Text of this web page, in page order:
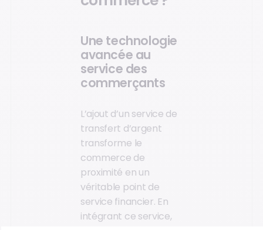
Une technologie
avancée au
service des
commerçants
L’ajout d’un service de
transfert d’argent
transforme le
commerce de
proximité en un
véritable point de
service financier. En
intégrant ce service,